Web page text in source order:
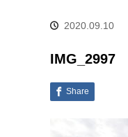
2020.09.10
IMG_2997
Share